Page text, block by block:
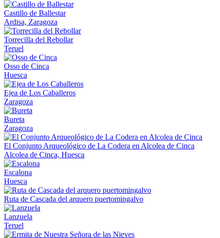
Castillo de Ballestar
Ardisa, Zaragoza
Torrecilla del Rebollar
Teruel
Osso de Cinca
Huesca
Ejea de Los Caballeros
Zaragoza
Bureta
Zaragoza
El Conjunto Arqueológico de La Codera en Alcolea de Cinca
Alcolea de Cinca, Huesca
Escalona
Huesca
Ruta de Cascada del arquero puertomingalvo
Lanzuela
Teruel